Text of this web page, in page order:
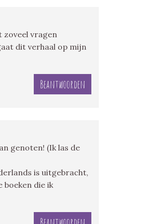
zoveel vragen
dit verhaal op mijn
Beantwoorden
genoten! (Ik las de
is uitgebracht,
boeken die ik